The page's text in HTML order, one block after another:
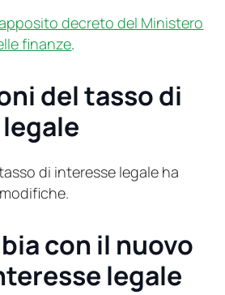
decreto del Ministero
finanze.
del tasso di
di interesse legale ha
con il nuovo
legale